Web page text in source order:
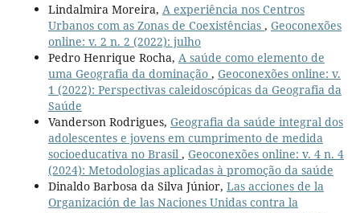
Lindalmira Moreira, A experiência nos Centros
Urbanos com as Zonas de Coexistências , Geoconexões
online: v. 2 n. 2 (2022): julho
Pedro Henrique Rocha, A saúde como elemento de
uma Geografia da dominação , Geoconexões online: v.
1 (2022): Perspectivas caleidoscópicas da Geografia da
Saúde
Vanderson Rodrigues, Geografia da saúde integral dos
adolescentes e jovens em cumprimento de medida
socioeducativa no Brasil , Geoconexões online: v. 4 n. 4
(2024): Metodologias aplicadas à promoção da saúde
Dinaldo Barbosa da Silva Júnior, Las acciones de la
Organización de las Naciones Unidas contra la